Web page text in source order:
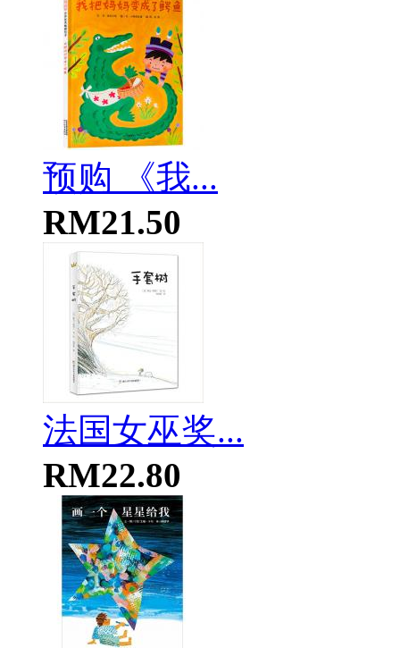
预购 《我...
RM21.50
法国女巫奖...
RM22.80